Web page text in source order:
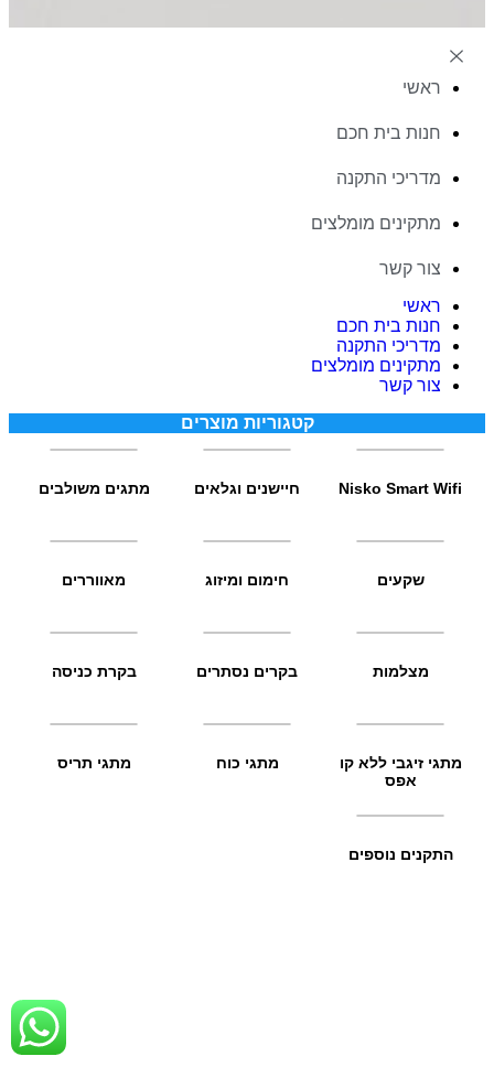
ראשי
חנות בית חכם
מדריכי התקנה
מתקינים מומלצים
צור קשר
ראשי
חנות בית חכם
מדריכי התקנה
מתקינים מומלצים
צור קשר
קטגוריות מוצרים
Nisko Smart Wifi חיישנים וגלאים מתגים משולבים
שקעים חימום ומיזוג מאווררים
מצלמות בקרים נסתרים בקרת כניסה
מתגי זיגבי ללא קו
אפס
מתגי כוח מתגי תריס
התקנים נוספים